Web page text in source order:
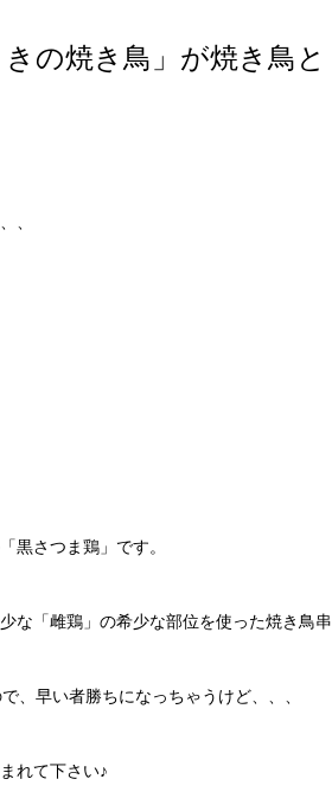
の焼き鳥」が焼き鳥
、
黒さつま鶏」です。
な「雌鶏」の希少な部位を使った焼き鳥
、早い者勝ちになっちゃうけど、、、
れて下さい♪